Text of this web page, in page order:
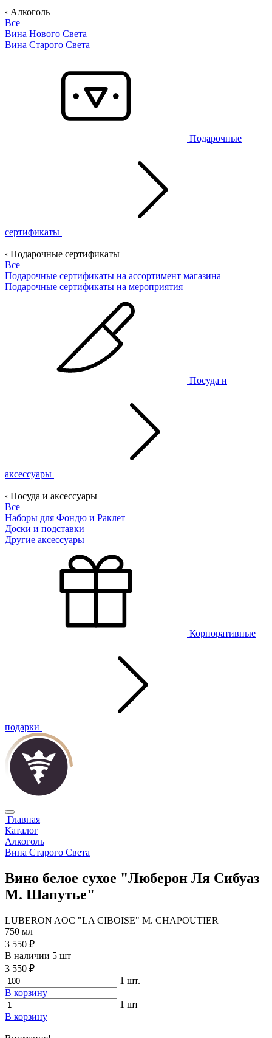
‹ Алкоголь
Все
Вина Нового Света
Вина Старого Света
Подарочные
сертификаты
‹ Подарочные сертификаты
Все
Подарочные сертификаты на ассортимент магазина
Подарочные сертификаты на мероприятия
Посуда и
аксессуары
‹ Посуда и аксессуары
Все
Наборы для Фондю и Раклет
Доски и подставки
Другие аксессуары
Корпоративные
подарки
Главная
Каталог
Алкоголь
Вина Старого Света
Вино белое сухое "Люберон Ля Сибуаз
М. Шапутье"
LUBERON AOC "LA CIBOISE" M. CHAPOUTIER
750 мл
3 550 ₽
В наличии 5 шт
3 550 ₽
1 шт.
В корзину
1 шт
В корзину